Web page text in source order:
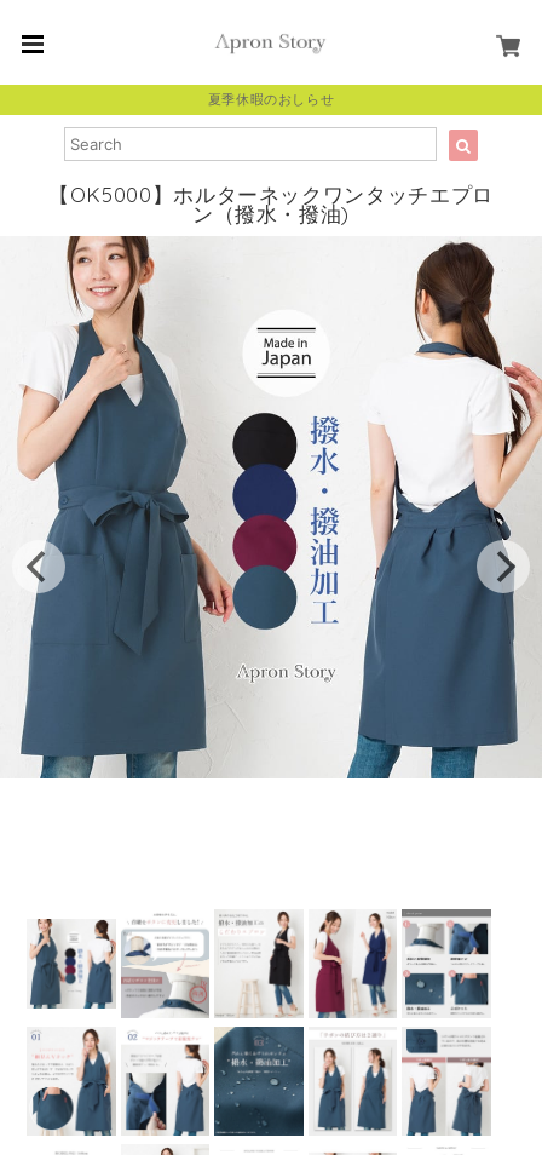
夏季休暇のおしらせ
【OK5000】ホルターネックワンタッチエプロ
ン（撥水・撥油)